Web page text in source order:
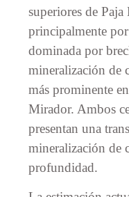
superiores de Paja
principalmente
dominada por
mineralización de
más prominente
Mirador. Ambos
presentan una
mineralización de
profundidad.